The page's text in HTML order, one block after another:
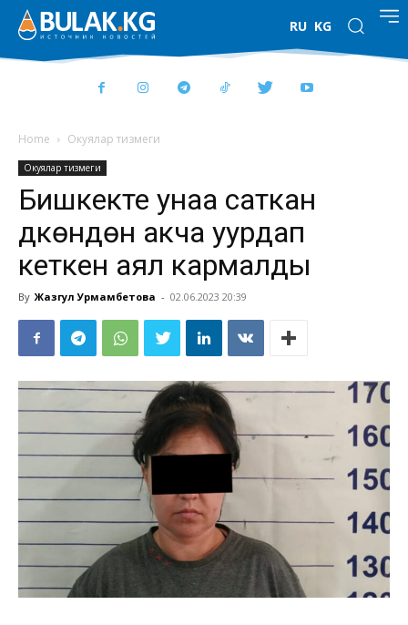
RU KG
Home Окуялар тизмеги
Окуялар тизмеги
Бишкекте унаа саткан
дүкөндөн акча уурдап
кеткен аял кармалды
By Жазгул Урмамбетова - 02.06.2023 20:39